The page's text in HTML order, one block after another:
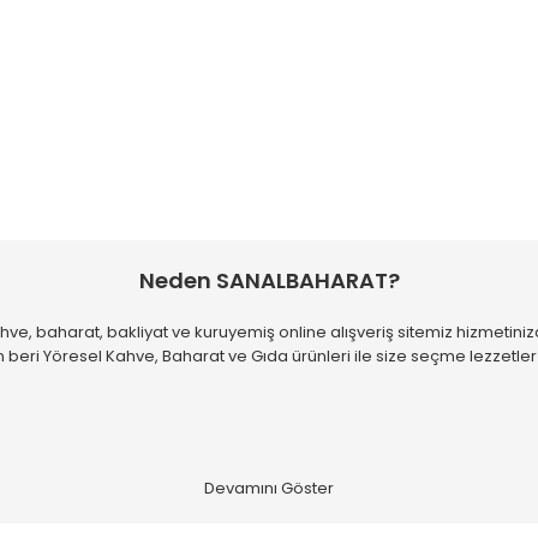
Bu ürüne ilk yorumu siz yapın!
Yorum Yaz
Neden SANALBAHARAT?
baharat, bakliyat ve kuruyemiş online alışveriş sitemiz
beri Yöresel Kahve, Baharat ve Gıda ürünleri ile size seçme